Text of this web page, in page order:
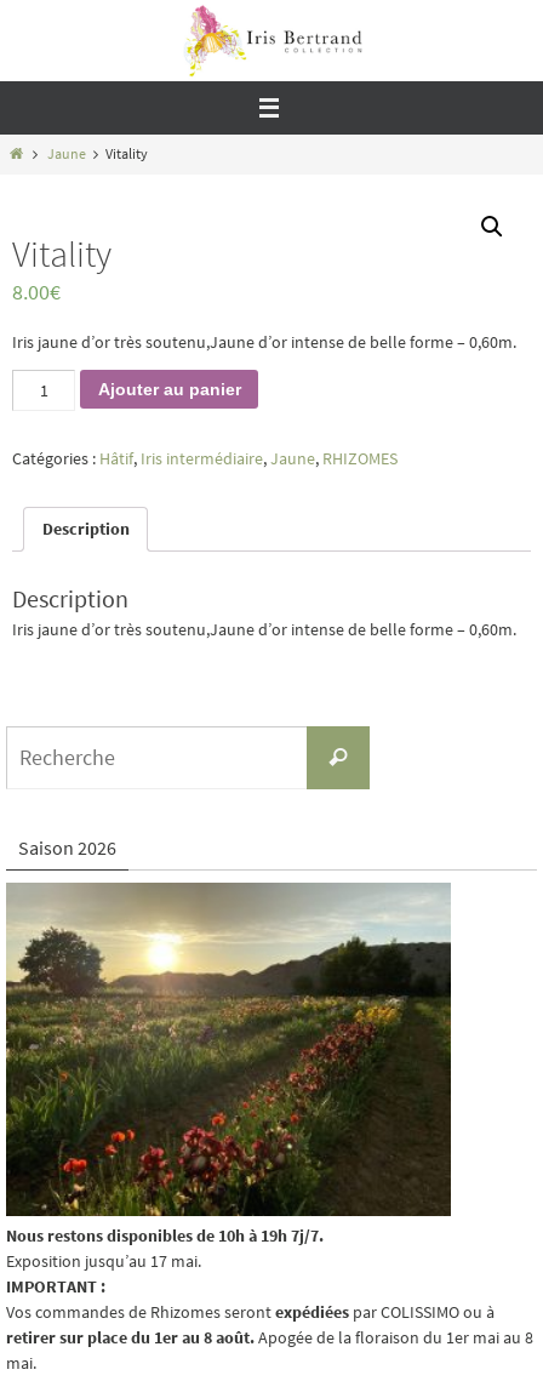
contenu
HomeJaune Vitality
Vitality
8.00€
Iris jaune d’or très soutenu,Jaune d’or intense de belle forme – 0,60m.
quantité
de
Ajouter au panier
Catégories : Hâtif, Iris intermédiaire,Jaune, RHIZOMES
Description
Description
Iris jaune d’or très soutenu,Jaune d’or intense de belle forme – 0,60m.
Recherche
Saison 2026
Nous restons disponibles de 10h à 19h 7j/7.
Exposition jusqu’au 17 mai.
IMPORTANT :
Vos commandes de Rhizomes serontexpédiées par COLISSIMO ou à
retirer sur place du 1er au 8 août.Apogée de la floraison du 1er mai au 8
mai.